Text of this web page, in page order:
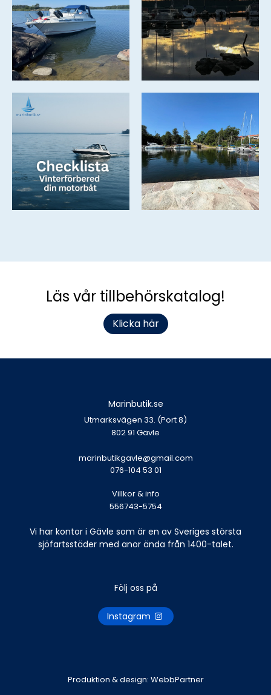
Läs vår tillbehörskatalog!
Klicka här
Marinbutik.se
Utmarksvägen 33. (Port 8)
802 91 Gävle
marinbutikgavle@gmail.com
076-104 53 01
Villkor & info
556743-5754
Vi har kontor i Gävle som är en av Sveriges största
sjöfartsstäder med anor ända från 1400-talet.
Följ oss på
Instagram
Produktion & design: WebbPartner